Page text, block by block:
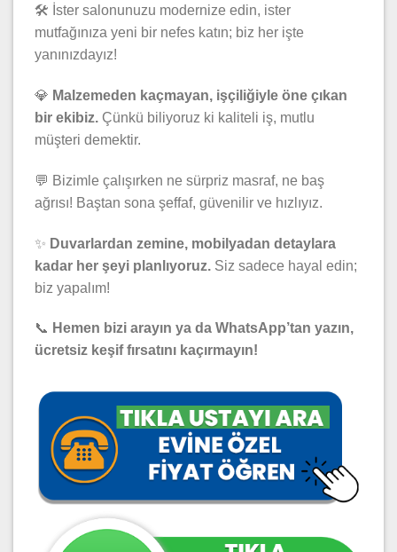
🛠️ İster salonunuzu modernize edin, ister
mutfağınıza yeni bir nefes katın; biz her işte
yanınızdayız!
💎 Malzemeden kaçmayan, işçiliğiyle öne çıkan
bir ekibiz. Çünkü biliyoruz ki kaliteli iş, mutlu
müşteri demektir.
💬 Bizimle çalışırken ne sürpriz masraf, ne baş
ağrısı! Baştan sona şeffaf, güvenilir ve hızlıyız.
✨ Duvarlardan zemine, mobilyadan detaylara
kadar her şeyi planlıyoruz. Siz sadece hayal edin;
biz yapalım!
📞 Hemen bizi arayın ya da WhatsApp’tan yazın,
ücretsiz keşif fırsatını kaçırmayın!